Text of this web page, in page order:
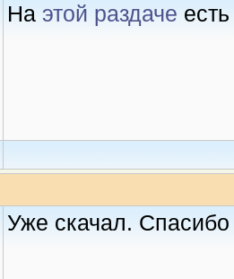
На этой раздаче
Уже скачал.